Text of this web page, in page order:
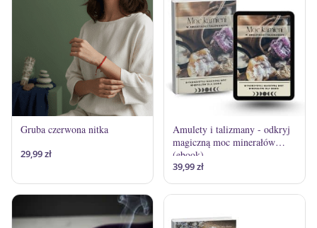
Gruba czerwona nitka
29,99zł
Amulety i talizmany - odkryj
magiczną moc minerałów
(ebook)
39,99zł